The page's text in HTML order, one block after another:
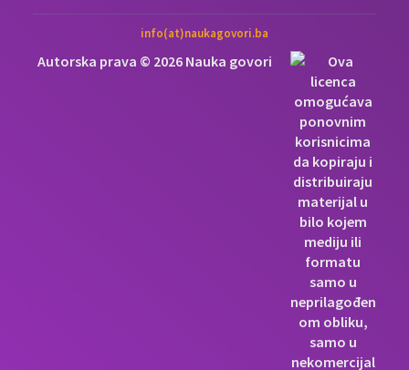
info(at)naukagovori.ba
Autorska prava © 2026 Nauka govori